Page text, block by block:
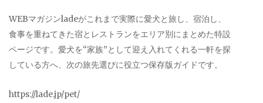
WEBマガジンladeがこれまで実際に愛犬と旅し、宿泊し、
食事を重ねてきた宿とレストランをエリア別にまとめた特設
ページです。愛犬を“家族”として迎え入れてくれる一軒を探
している方へ、次の旅先選びに役立つ保存版ガイドです。
https://lade.jp/pet/